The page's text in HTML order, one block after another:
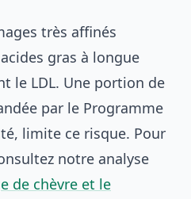
très affinés
gras à longue
le LDL. Une portion de
par le Programme
limite ce risque. Pour
notre analyse
de chèvre et le